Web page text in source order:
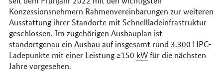
Konzessionsnehmern Rahmenvereinbarungen zur weiteren
Ausstattung ihrer Standorte mit Schnellladeinfrastruktur
geschlossen. Im zugehörigen Ausbauplan ist
standortgenau ein Ausbau auf insgesamt rund 3.300 HPC-
Ladepunkte mit einer Leistung ≥150 kWfür die nächsten
Jahre vorgesehen.